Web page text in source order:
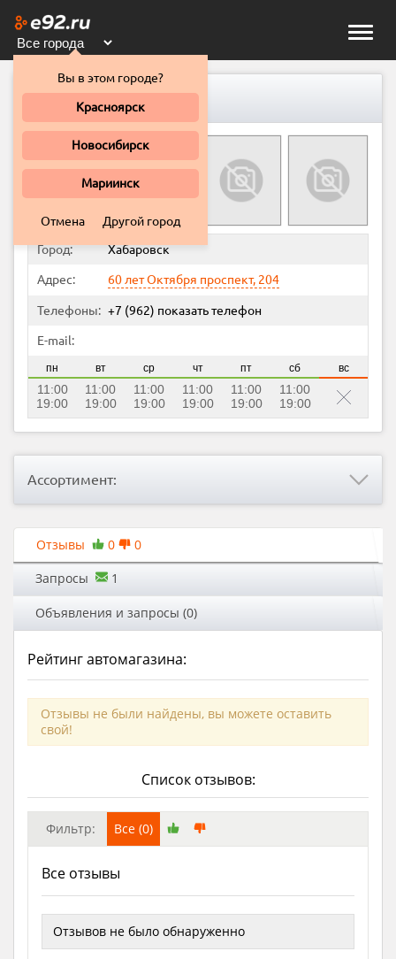
Toggle
Вы в этом городе?
Красноярск
Новосибирск
Мариинск
Отмена Другой город
Хабаровский клуб 4х4, НП
Город: Хабаровск
Адрес: 60 лет Октября проспект, 204
Телефоны: +7 (962) показать телефон
E-mail:
пн вт ср чт пт сб вс
11:00
19:00
11:00
19:00
11:00
19:00
11:00
19:00
11:00
19:00
11:00
19:00
Ассортимент:
Отзывы 0 0
Запросы 1
Объявления и запросы (0)
Рейтинг автомагазина:
Отзывы не были найдены, вы можете оставить
свой!
Список отзывов:
Фильтр: Все (0)
Все отзывы
Отзывов не было обнаруженно